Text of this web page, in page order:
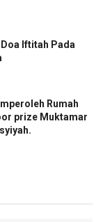
Iftitah Pada
Rumah
prize Muktamar